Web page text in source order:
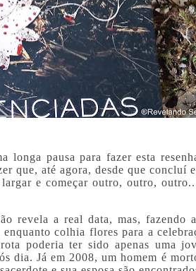
longa pausa para fazer esta
que, até agora, desde que concluí
e começar outro, outro,
revela a real data, mas, fazendo
colhia flores para a
poderia ter sido apenas uma
dia. Já em 2008, um homem é